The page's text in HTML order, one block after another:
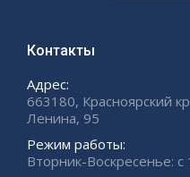
Контакты
Адрес:
663180, Красноярский
Ленина, 95
Режим работы:
Вторник-Воскресенье: